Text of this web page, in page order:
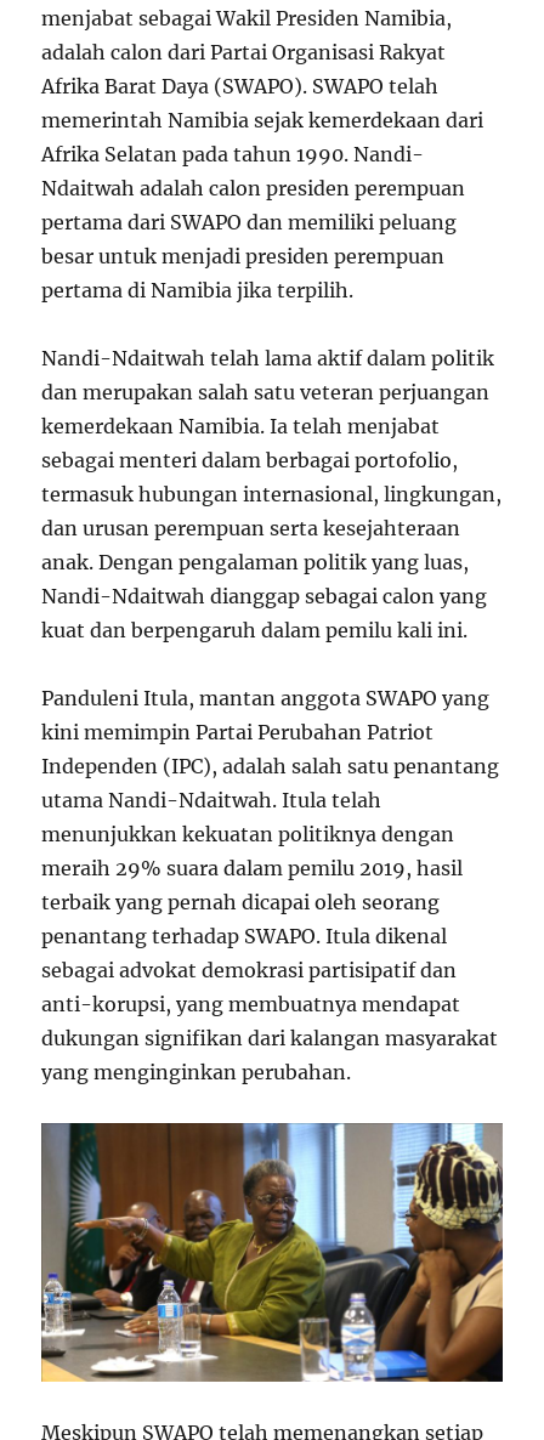
menjabat sebagai Wakil Presiden Namibia,
adalah calon dari Partai Organisasi Rakyat
Afrika Barat Daya (SWAPO). SWAPO telah
memerintah Namibia sejak kemerdekaan dari
Afrika Selatan pada tahun 1990. Nandi-
Ndaitwah adalah calon presiden perempuan
pertama dari SWAPO dan memiliki peluang
besar untuk menjadi presiden perempuan
pertama di Namibia jika terpilih.
Nandi-Ndaitwah telah lama aktif dalam politik
dan merupakan salah satu veteran perjuangan
kemerdekaan Namibia. Ia telah menjabat
sebagai menteri dalam berbagai portofolio,
termasuk hubungan internasional, lingkungan,
dan urusan perempuan serta kesejahteraan
anak. Dengan pengalaman politik yang luas,
Nandi-Ndaitwah dianggap sebagai calon yang
kuat dan berpengaruh dalam pemilu kali ini.
Panduleni Itula, mantan anggota SWAPO yang
kini memimpin Partai Perubahan Patriot
Independen (IPC), adalah salah satu penantang
utama Nandi-Ndaitwah. Itula telah
menunjukkan kekuatan politiknya dengan
meraih 29% suara dalam pemilu 2019, hasil
terbaik yang pernah dicapai oleh seorang
penantang terhadap SWAPO. Itula dikenal
sebagai advokat demokrasi partisipatif dan
anti-korupsi, yang membuatnya mendapat
dukungan signifikan dari kalangan masyarakat
yang menginginkan perubahan.
Meskipun SWAPO telah memenangkan setiap